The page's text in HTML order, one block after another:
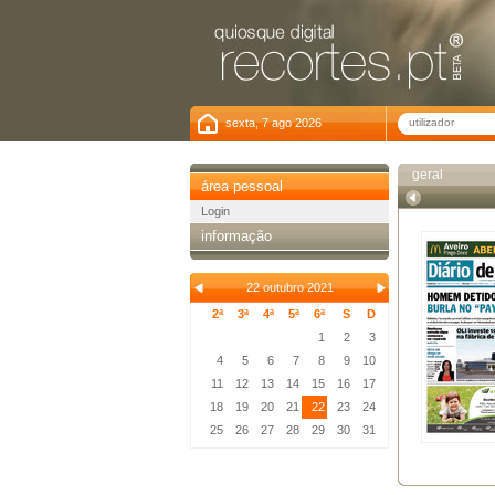
sexta, 7 ago 2026
área pessoal
Login
informação
22 outubro 2021
2ª
3ª 4ª 5ª 6ª S
D
1
2
3
4
5 6 7 8 9
10
11
12 13 14 15 16
17
18
19 20 21 22 23
24
25
26 27 28 29 30 31
geral